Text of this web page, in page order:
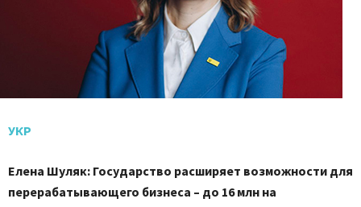
УКР
Елена Шуляк: Государство расширяет возможности для
перерабатывающего бизнеса – до 16 млн на